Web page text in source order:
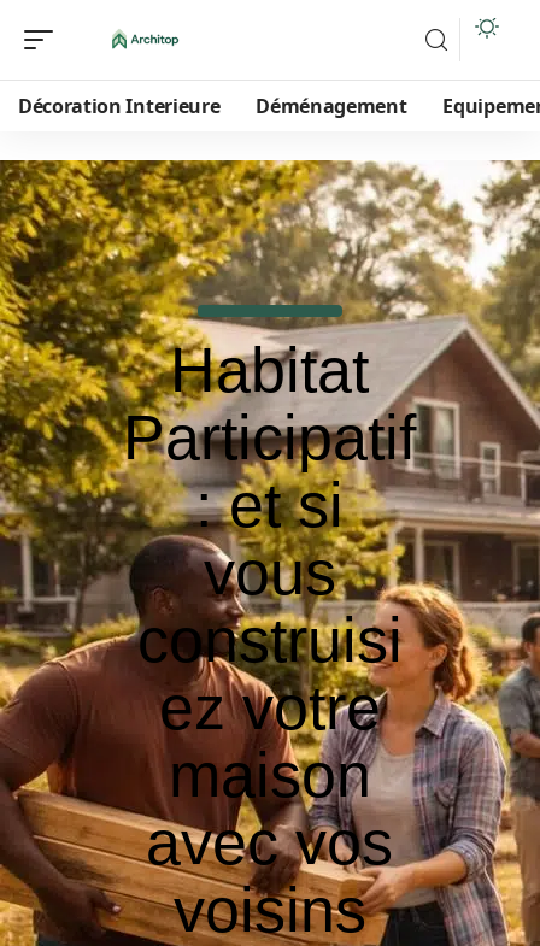
Décoration Interieure Déménagement
Habitat
Participatif
: et si
vous
construisi
ez votre
maison
avec vos
voisins